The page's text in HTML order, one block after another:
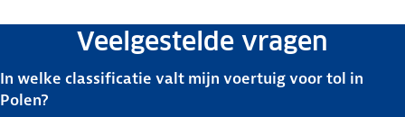
Veelgestelde vragen
In welke classificatie valt mijn voertuig voor tol in
Polen?